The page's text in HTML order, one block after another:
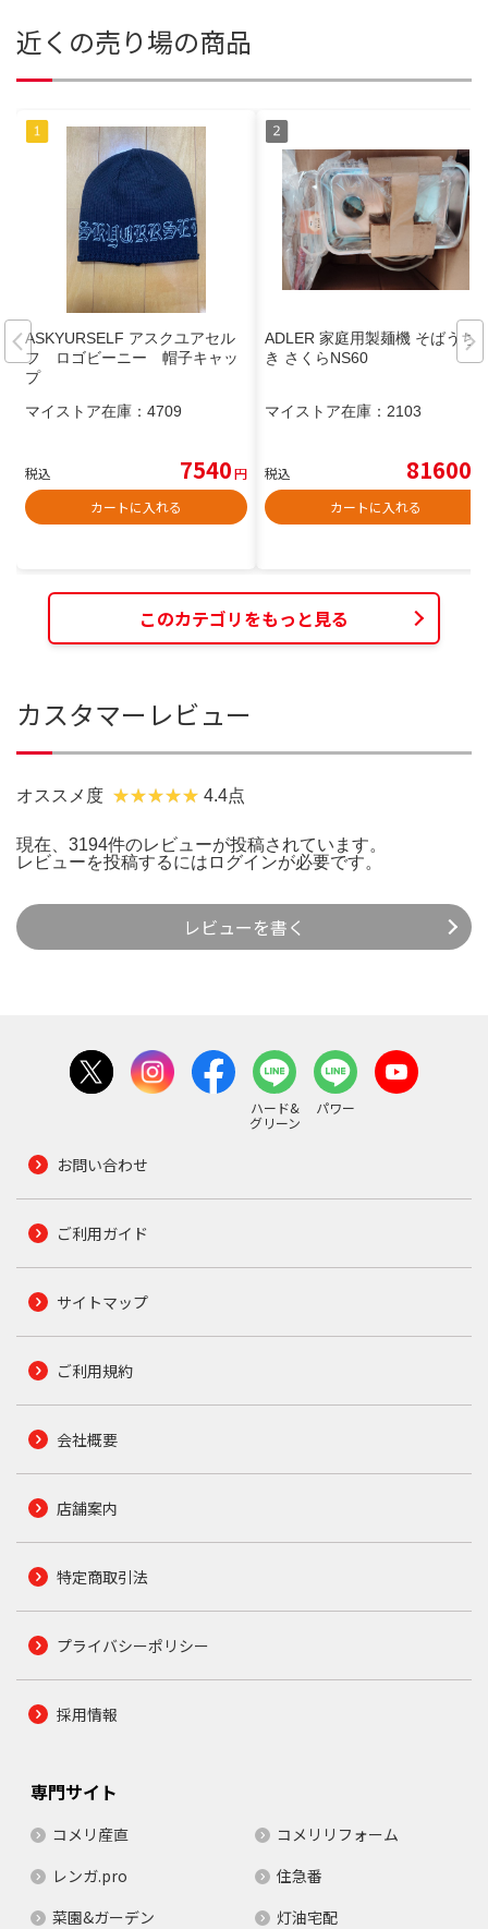
近くの売り場の商品
ASKYURSELF アスクユアセル
フ ロゴビーニー 帽子キャッ
プ
マイストア在庫： 4709
税込 7540円
カートに入れる
ADLER 家庭用製麺機 そばうち
き さくらNS60
マイストア在庫： 2103
税込 81600
カートに入れる
このカテゴリをもっと見る
カスタマーレビュー
オススメ度 4.4点
現在、3194件のレビューが投稿されています。
レビューを投稿するには ログインが必要です。
レビューを書く
ハード&
グリーン
パワー
お問い合わせ
ご利用ガイド
サイトマップ
ご利用規約
会社概要
店舗案内
特定商取引法
プライバシーポリシー
採用情報
専門サイト
コメリ産直
コメリリフォーム
レンガ.pro
住急番
菜園&ガーデン
灯油宅配